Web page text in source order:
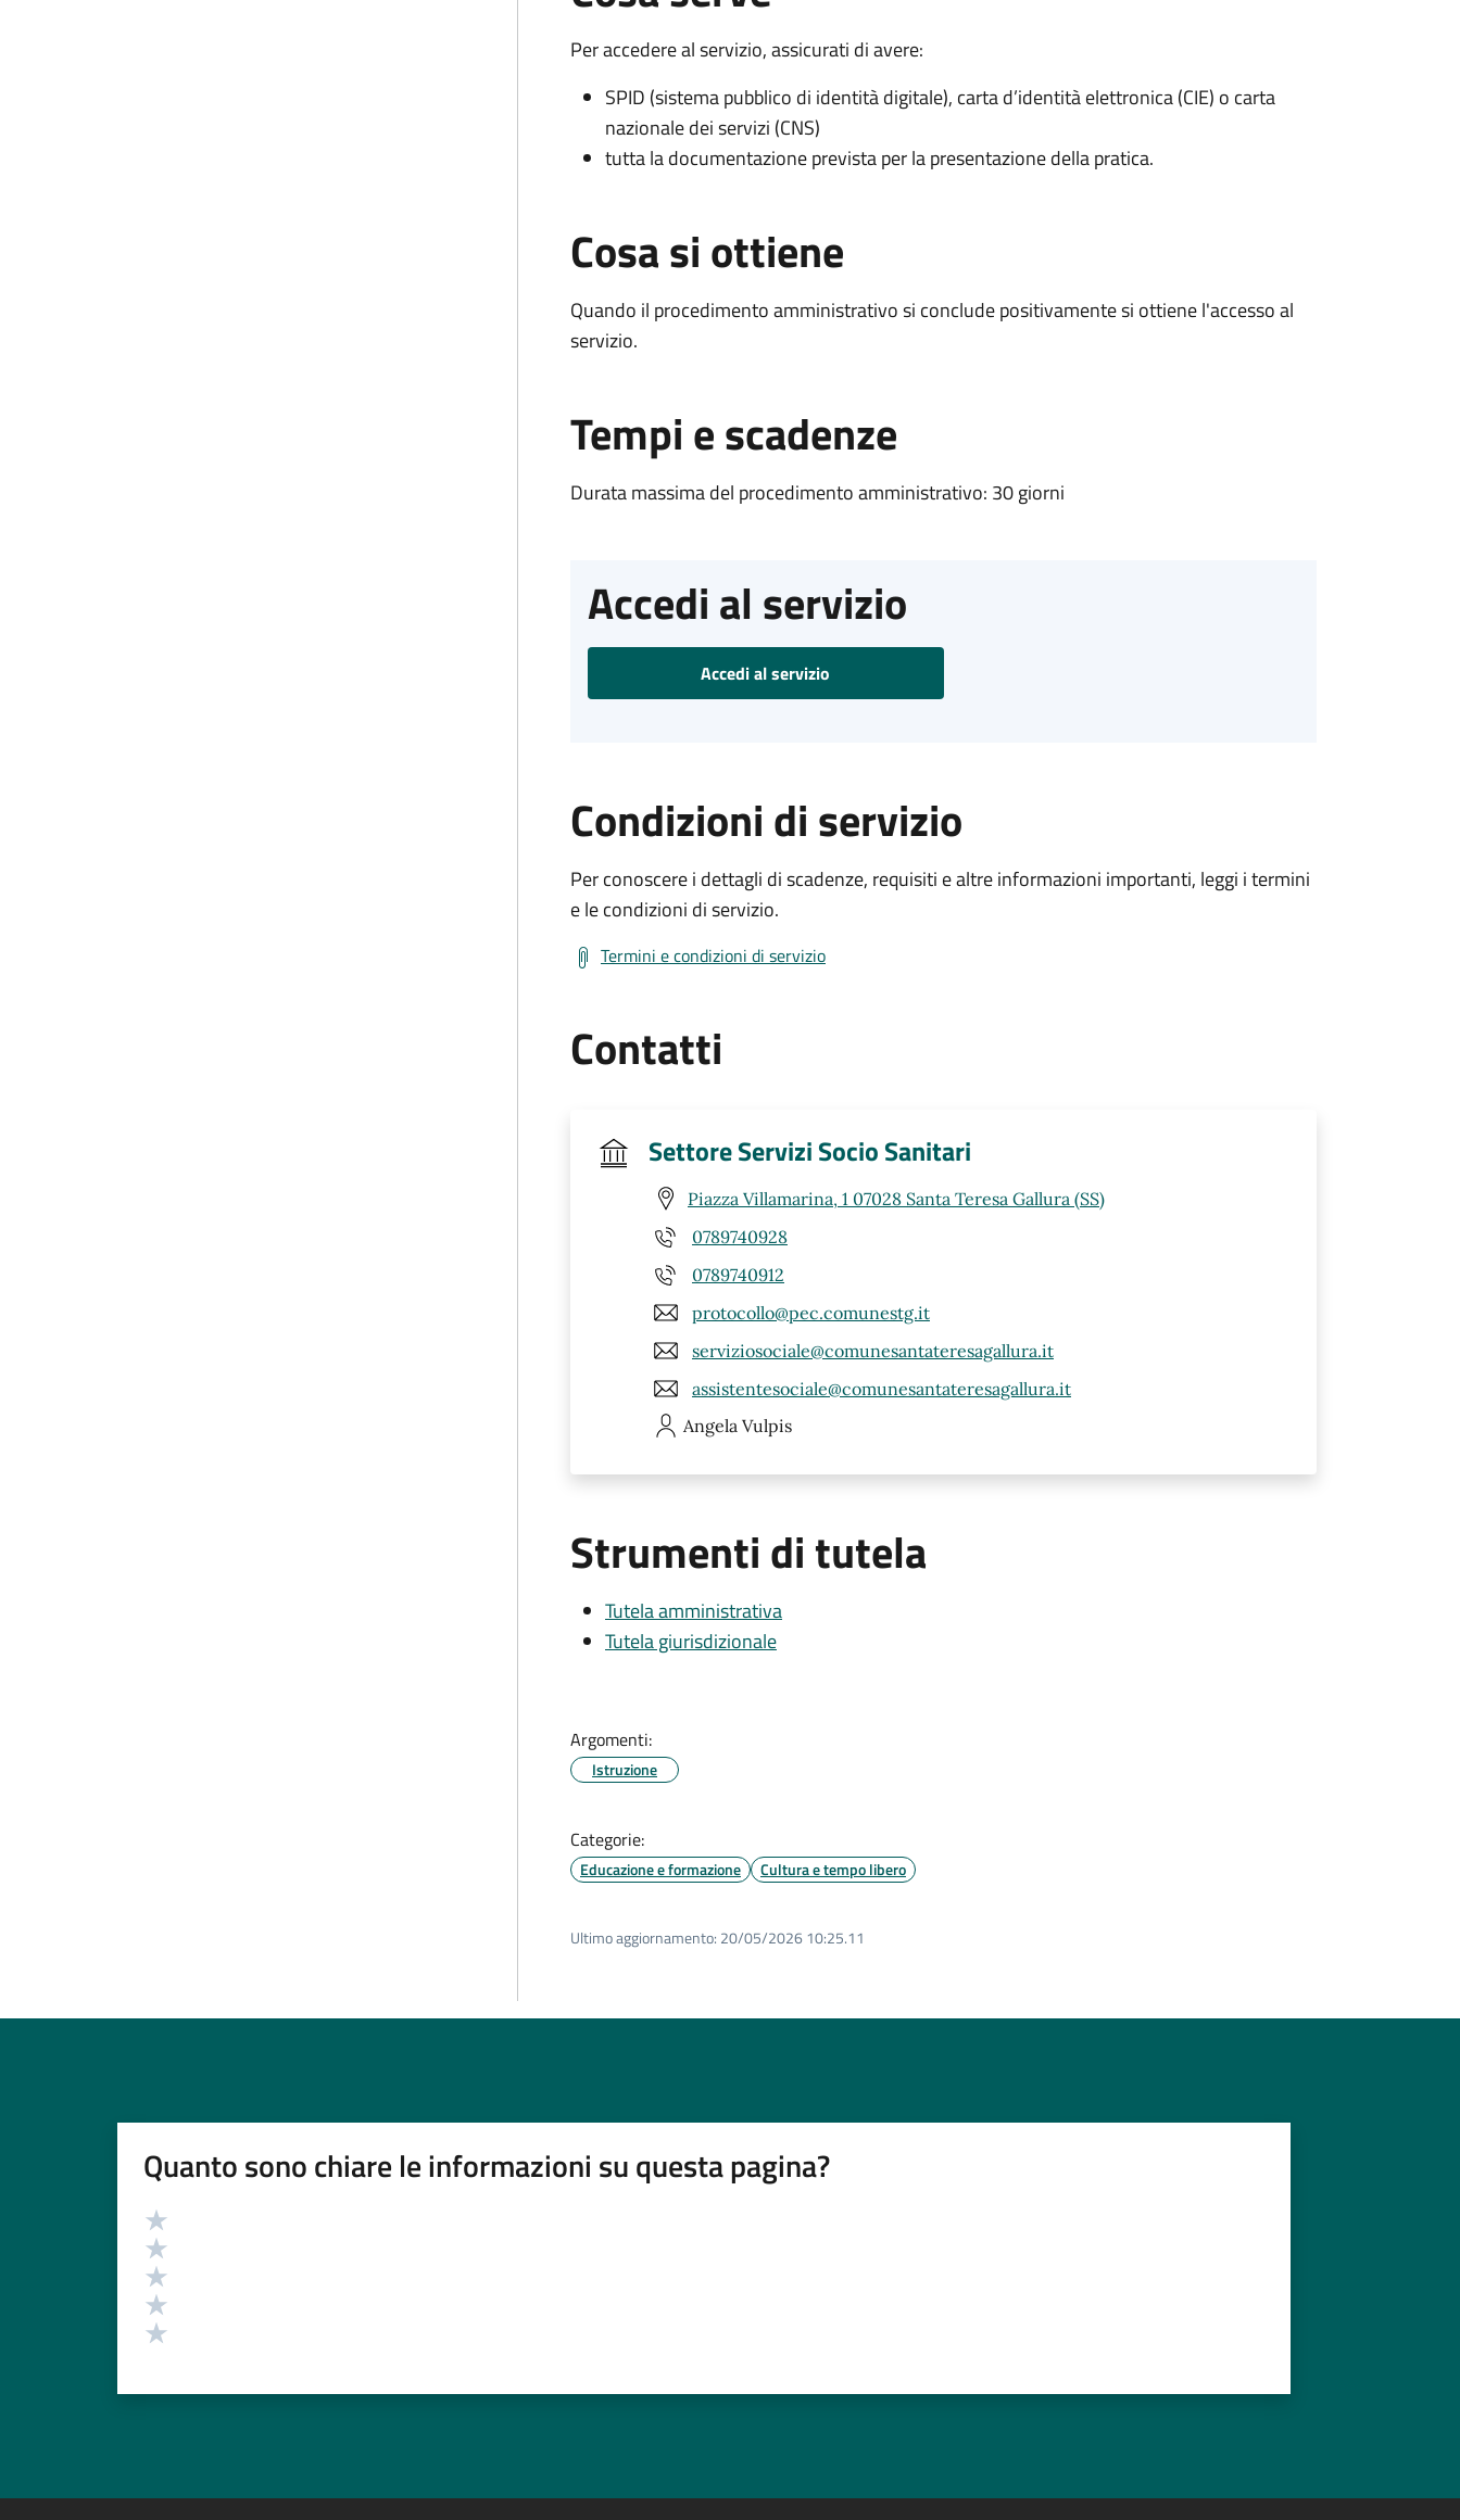
Per accedere al servizio, assicurati di avere:
SPID (sistema pubblico di identità digitale), carta d’identità elettronica (CIE) o carta
nazionale dei servizi (CNS)
tutta la documentazione prevista per la presentazione della pratica.
Cosa si ottiene
Quando il procedimento amministrativo si conclude positivamente si ottiene l'accesso al
servizio.
Tempi e scadenze
Durata massima del procedimento amministrativo: 30 giorni
Accedi al servizio
Accedi al servizio
Condizioni di servizio
Per conoscere i dettagli di scadenze, requisiti e altre informazioni importanti, leggi i termini
e le condizioni di servizio.
Termini e condizioni di servizio
Contatti
Settore Servizi Socio Sanitari
Piazza Villamarina, 1 07028 Santa Teresa Gallura (SS)
0789740928
0789740912
protocollo@pec.comunestg.it
serviziosociale@comunesantateresagallura.it
assistentesociale@comunesantateresagallura.it
Angela Vulpis
Strumenti di tutela
Tutela amministrativa
Tutela giurisdizionale
Argomenti:
Istruzione
Categorie:
Educazione e formazione Cultura e tempo libero
Ultimo aggiornamento: 20/05/2026 10:25.11
Quanto sono chiare le informazioni su questa pagina?
Valutazione